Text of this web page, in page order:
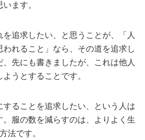
ます。
追求したい、と思うことが、「人
われること」なら、その道を追求し
、先にも書きましたが、これは他人
うとすることです。
することを追求したい、という人は
。服の数を減らすのは、よりよく生
法です。